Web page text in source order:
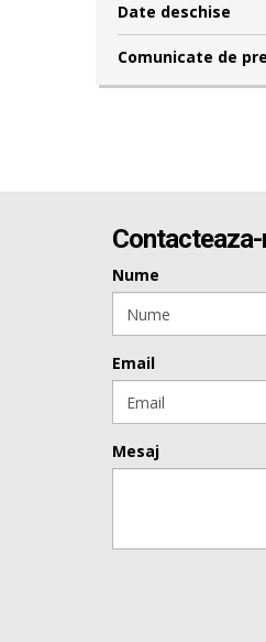
Date deschise
Comunicate de
Nume
Email
Mesaj